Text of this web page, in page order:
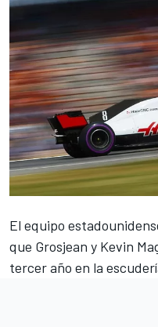
El equipo
que Grosjean y Kevin
tercer año en la